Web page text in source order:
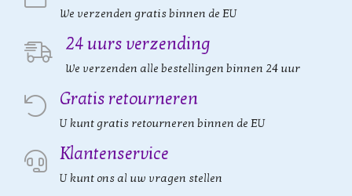
We verzenden gratis binnen de EU
24 uurs verzending
We verzenden alle bestellingen binnen 24 uur
Gratis retourneren
U kunt gratis retourneren binnen de EU
Klantenservice
U kunt ons al uw vragen stellen